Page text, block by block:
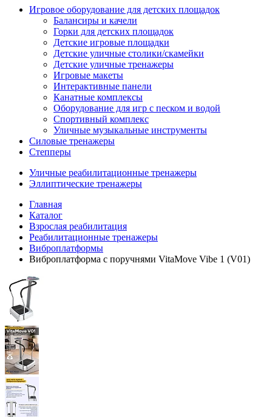
Игровое оборудование для детских площадок
Балансиры и качели
Горки для детских площадок
Детские игровые площадки
Детские уличные столики/скамейки
Детские уличные тренажеры
Игровые макеты
Интерактивные панели
Канатные комплексы
Оборудование для игр с песком и водой
Спортивный комплекс
Уличные музыкальные инструменты
Силовые тренажеры
Степперы
Уличные реабилитационные тренажеры
Эллиптические тренажеры
Главная
Каталог
Взрослая реабилитация
Реабилитационные тренажеры
Виброплатформы
Виброплатформа с поручнями VitaMove Vibe 1 (V01)